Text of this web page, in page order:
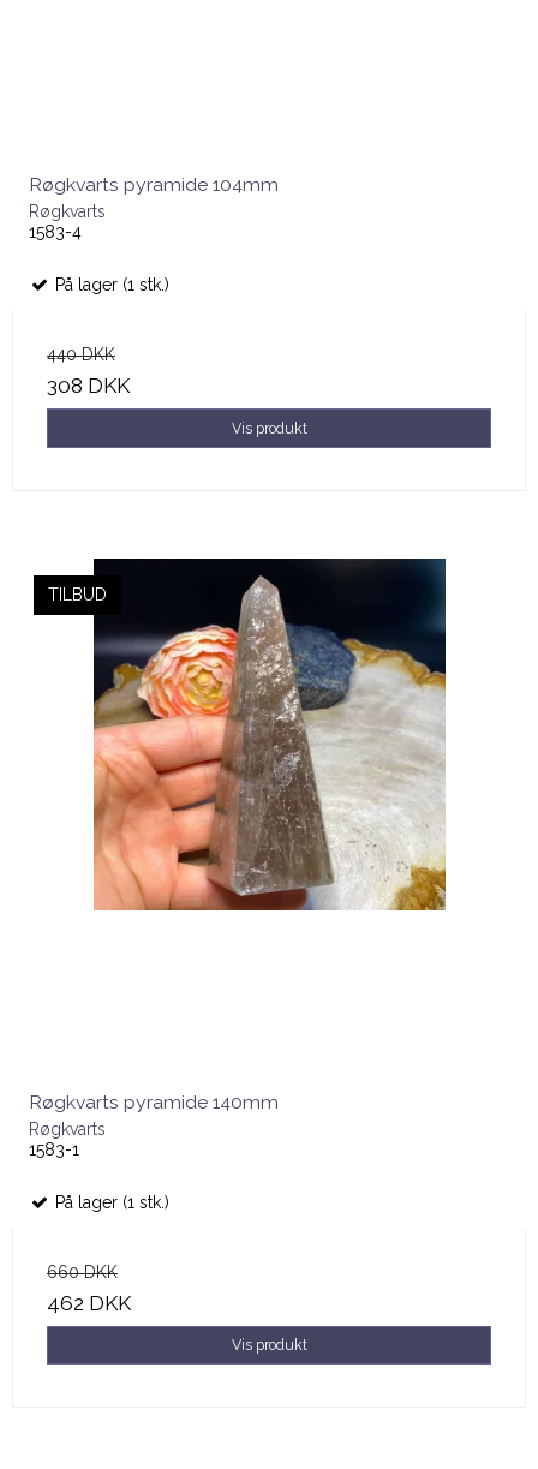
Røgkvarts pyramide 104mm
Røgkvarts
1583-4
På lager (1 stk.)
440 DKK
308 DKK
Vis produkt
TILBUD
Røgkvarts pyramide 140mm
Røgkvarts
1583-1
På lager (1 stk.)
660 DKK
462 DKK
Vis produkt